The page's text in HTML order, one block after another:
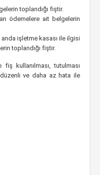
toplandığı fiştir.
ödemelere ait belgelerin
işletme kasası ile ilgisi
toplandığı fiştir.
kullanılması, tutulması
ve daha az hata ile